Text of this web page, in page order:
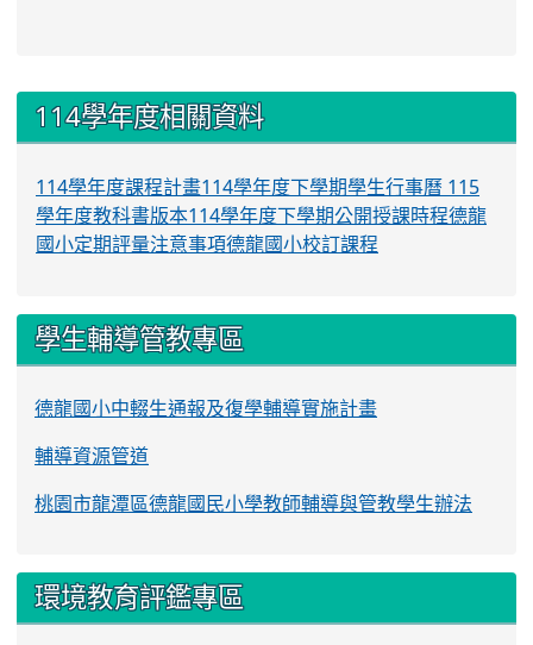
::: 114學年度相關資料
114學年度課程計畫114學年度下學期學生行事曆 115
學年度教科書版本114學年度下學期公開授課時程德龍
國小定期評量注意事項德龍國小校訂課程
學生輔導管教專區
德龍國小中輟生通報及復學輔導實施計畫
輔導資源管道
桃園市龍潭區德龍國民小學教師輔導與管教學生辦法
環境教育評鑑專區